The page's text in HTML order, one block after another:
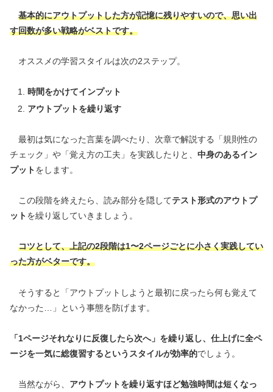
基本的にアウトプットした方が記憶に残りやすいので、思い出
す回数が多い戦略がベストです。
オススメの学習スタイルは次の2ステップ。
時間をかけてインプット
アウトプットを繰り返す
最初は気になった言葉を調べたり、次章で解説する「規則性の
チェック」や「覚え方の工夫」を実践したりと、 中身のあるイン
プットをします。
この段階を終えたら、読み部分を隠してテスト形式のアウトプ
ットを繰り返していきましょう。
コツとして、上記の2段階は1〜2ページごとに小さく実践してい
った方がベターです。
そうすると「アウトプットしようと最初に戻ったら何も覚えて
なかった…」という事態を防げます。
「1ページそれなりに反復したら次へ」を繰り返し、仕上げに全ペ
ージを一気に総復習するというスタイルが効率的でしょう。
当然ながら、 アウトプットを繰り返すほど勉強時間は短くなっ